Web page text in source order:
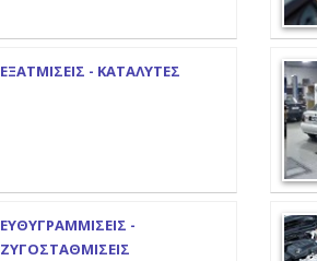
ΕΞΑΤΜΙΣΕΙΣ - ΚΑΤΑΛΥΤΕΣ
ΕΥΘΥΓΡΑΜΜΙΣΕΙΣ -
ΖΥΓΟΣΤΑΘΜΙΣΕΙΣ